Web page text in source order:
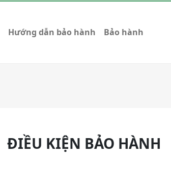
Hướng dẫn bảo hành Bảo hành
ĐIỀU KIỆN BẢO HÀNH